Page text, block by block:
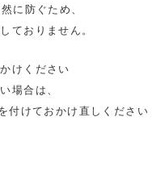
に防ぐため、
ておりません。
けください
場合は、
付けておかけ直しください